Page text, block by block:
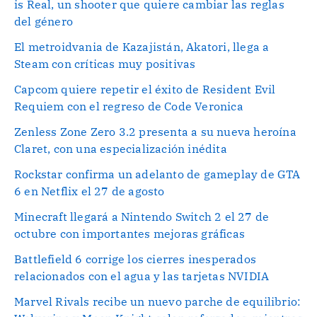
is Real, un shooter que quiere cambiar las reglas
del género
El metroidvania de Kazajistán, Akatori, llega a
Steam con críticas muy positivas
Capcom quiere repetir el éxito de Resident Evil
Requiem con el regreso de Code Veronica
Zenless Zone Zero 3.2 presenta a su nueva heroína
Claret, con una especialización inédita
Rockstar confirma un adelanto de gameplay de GTA
6 en Netflix el 27 de agosto
Minecraft llegará a Nintendo Switch 2 el 27 de
octubre con importantes mejoras gráficas
Battlefield 6 corrige los cierres inesperados
relacionados con el agua y las tarjetas NVIDIA
Marvel Rivals recibe un nuevo parche de equilibrio: